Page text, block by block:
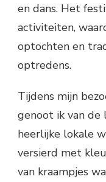
en dans. Het
activiteiten,
optochten en
optredens.
Tijdens mijn
genoot ik van de
heerlijke lokale
versierd met
van kraampjes